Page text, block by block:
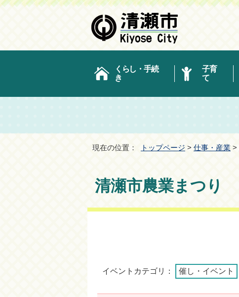
くらし・手続
き
子育
て
現在の位置： トップページ > 仕事・産業 >
清瀬市農業まつり
イベントカテゴリ： 催し・イベント